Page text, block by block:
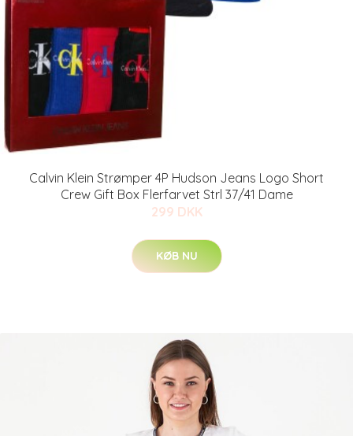
Calvin Klein Strømper 4P Hudson Jeans Logo Short
Crew Gift Box Flerfarvet Strl 37/41 Dame
299 DKK
KØB NU